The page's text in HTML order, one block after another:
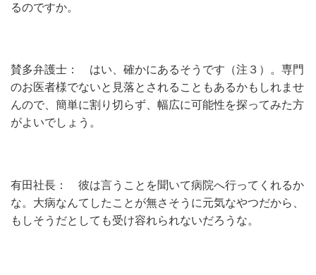
るのですか。
賛多弁護士： はい、確かにあるそうです（注３）。専門
のお医者様でないと見落とされることもあるかもしれませ
んので、簡単に割り切らず、幅広に可能性を探ってみた方
がよいでしょう。
有田社長： 彼は言うことを聞いて病院へ行ってくれるか
な。大病なんてしたことが無さそうに元気なやつだから、
もしそうだとしても受け容れられないだろうな。